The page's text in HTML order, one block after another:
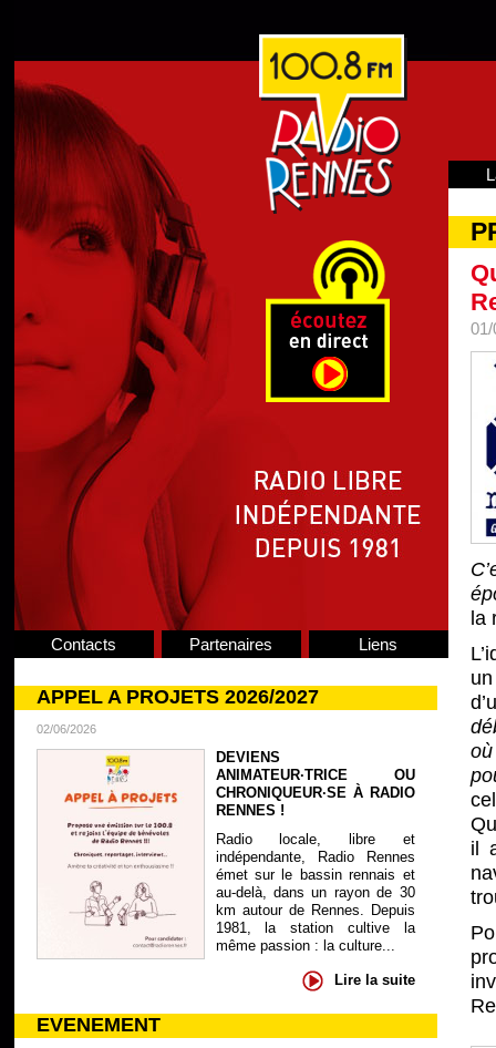
Contacts Partenaires Liens
APPEL A PROJETS 2026/2027
02/06/2026
DEVIENS
ANIMATEUR·TRICE OU
CHRONIQUEUR·SE À RADIO
RENNES !
Radio locale, libre et
indépendante, Radio Rennes
émet sur le bassin rennais et
au-delà, dans un rayon de 30
km autour de Rennes. Depuis
1981, la station cultive la
même passion : la culture...
Lire la suite
EVENEMENT
01/
la
il